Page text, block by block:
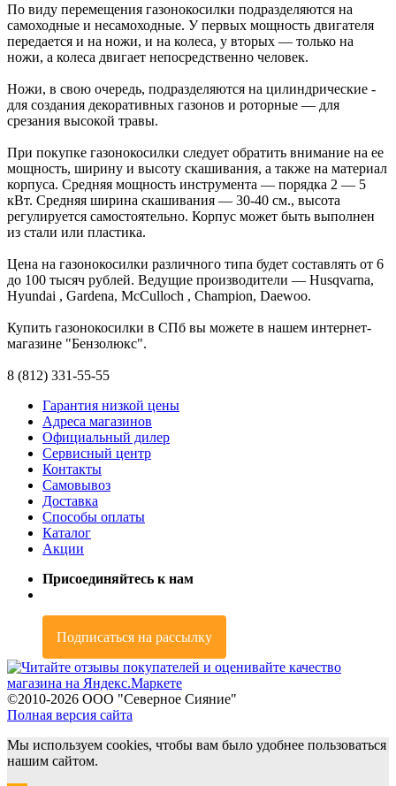
По виду перемещения газонокосилки подразделяются на
самоходные и несамоходные. У первых мощность двигателя
передается и на ножи, и на колеса, у вторых — только на
ножи, а колеса двигает непосредственно человек.
Ножи, в свою очередь, подразделяются на цилиндрические -
для создания декоративных газонов и роторные — для
срезания высокой травы.
При покупке газонокосилки следует обратить внимание на ее
мощность, ширину и высоту скашивания, а также на материал
корпуса. Средняя мощность инструмента — порядка 2 — 5
кВт. Средняя ширина скашивания — 30-40 см., высота
регулируется самостоятельно. Корпус может быть выполнен
из стали или пластика.
Цена на газонокосилки различного типа будет составлять от 6
до 100 тысяч рублей. Ведущие производители — Husqvarna,
Hyundai , Gardena, McCulloch , Champion, Daewoo.
Купить газонокосилки в СПб вы можете в нашем интернет-
магазине "Бензолюкс".
8 (812) 331-55-55
Гарантия низкой цены
Адреса магазинов
Официальный дилер
Сервисный центр
Контакты
Самовывоз
Доставка
Способы оплаты
Каталог
Акции
Присоединяйтесь к нам
Подписаться на рассылку
©2010-2026 OOO "Северное Сияние"
Полная версия сайта
Мы используем cookies, чтобы вам было удобнее пользоваться
нашим сайтом.